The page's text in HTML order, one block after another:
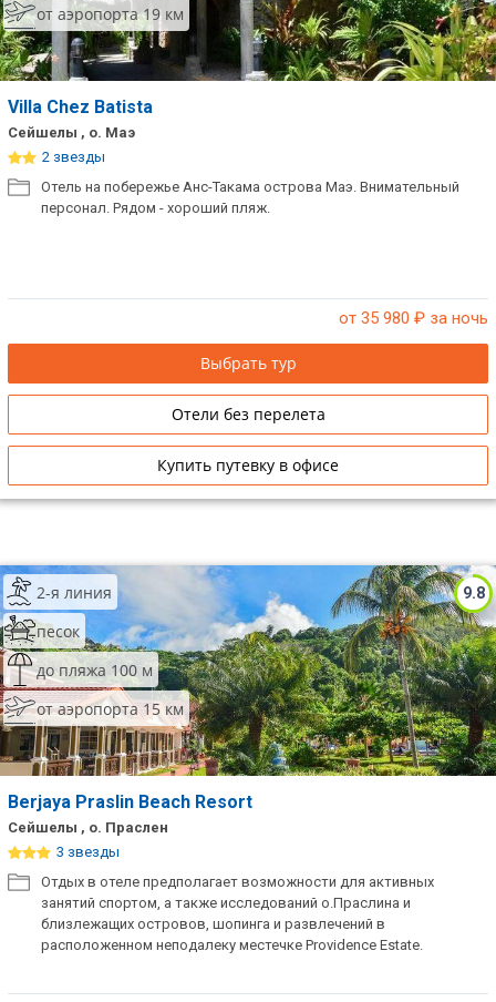
от аэропорта 19 км
Villa Chez Batista
Сейшелы , о. Маэ
2 звезды
Отель на побережье Анс-Такама острова Маэ. Внимательный
персонал. Рядом - хороший пляж.
от 35 980 ₽ за ночь
Выбрать тур
Отели без перелета
Купить путевку в офисе
9.8
2-я линия
песок
до пляжа 100 м
от аэропорта 15 км
Berjaya Praslin Beach Resort
Сейшелы , о. Праслен
3 звезды
Отдых в отеле предполагает возможности для активных
занятий спортом, а также исследований о.Праслина и
близлежащих островов, шопинга и развлечений в
расположенном неподалеку местечке Providence Estate.